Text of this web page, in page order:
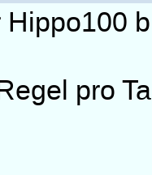
Hippo100
pro